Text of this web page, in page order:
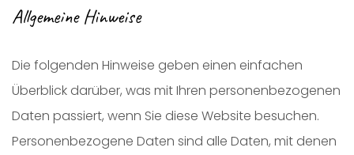
Allgemeine Hinweise
Die folgenden Hinweise geben einen einfachen
Überblick darüber, was mit Ihren personenbezogenen
Daten passiert, wenn Sie diese Website besuchen.
Personenbezogene Daten sind alle Daten, mit denen